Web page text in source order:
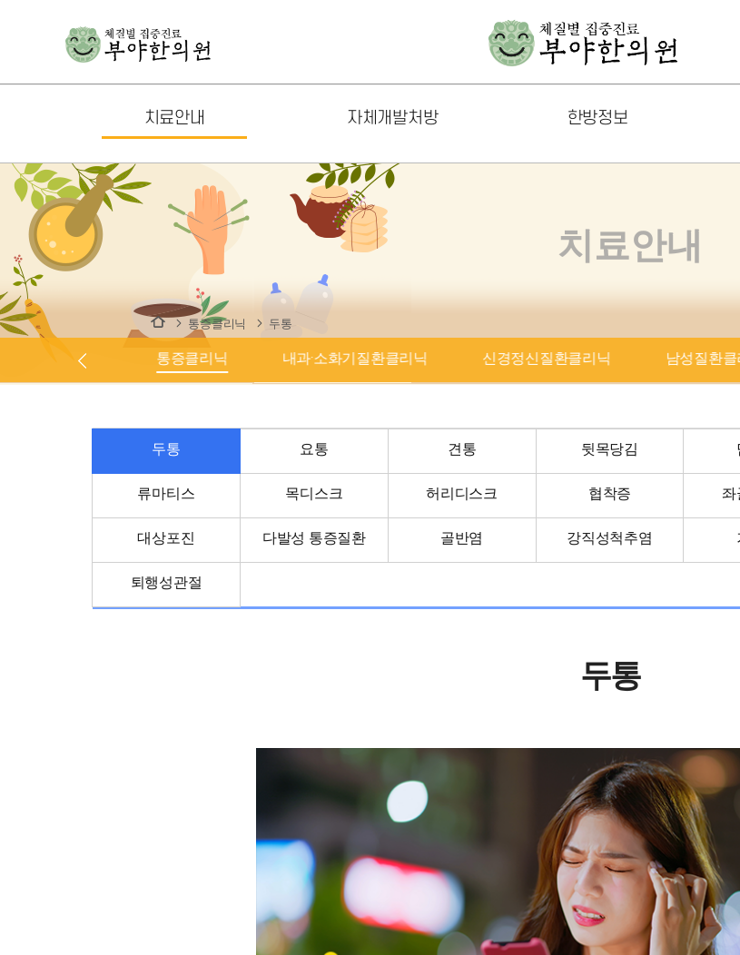
치료안내
체질클리닉
통증클리닉
내과·소화기질환클리닉
신경정신질환클리닉
남성질환클리닉
여성질환클리닉
소아질환클리닉
안·이비인후질환클리닉
비만클리닉
생활습관클리닉
난치·내분비질환관리
사상체질진단
자체개발처방
기상나팔
생생이슬
면역기상
쌍화탕
기상나팔 키즈
조은청
뇌보환
기상나팔 흑염소진액
한방정보
부야칼럼
체질별 생활과 운동
치료안내
통증클리닉 두통
체질클리닉 통증클리닉 내과·소화기질환클리닉 신경정신질환클리닉 남성질환클
두통 요통 견통 뒷목당김
류마티스 목디스크 허리디스크 협착증 좌
대상포진 다발성 통증질환 골반염 강직성척추염
퇴행성관절
두통